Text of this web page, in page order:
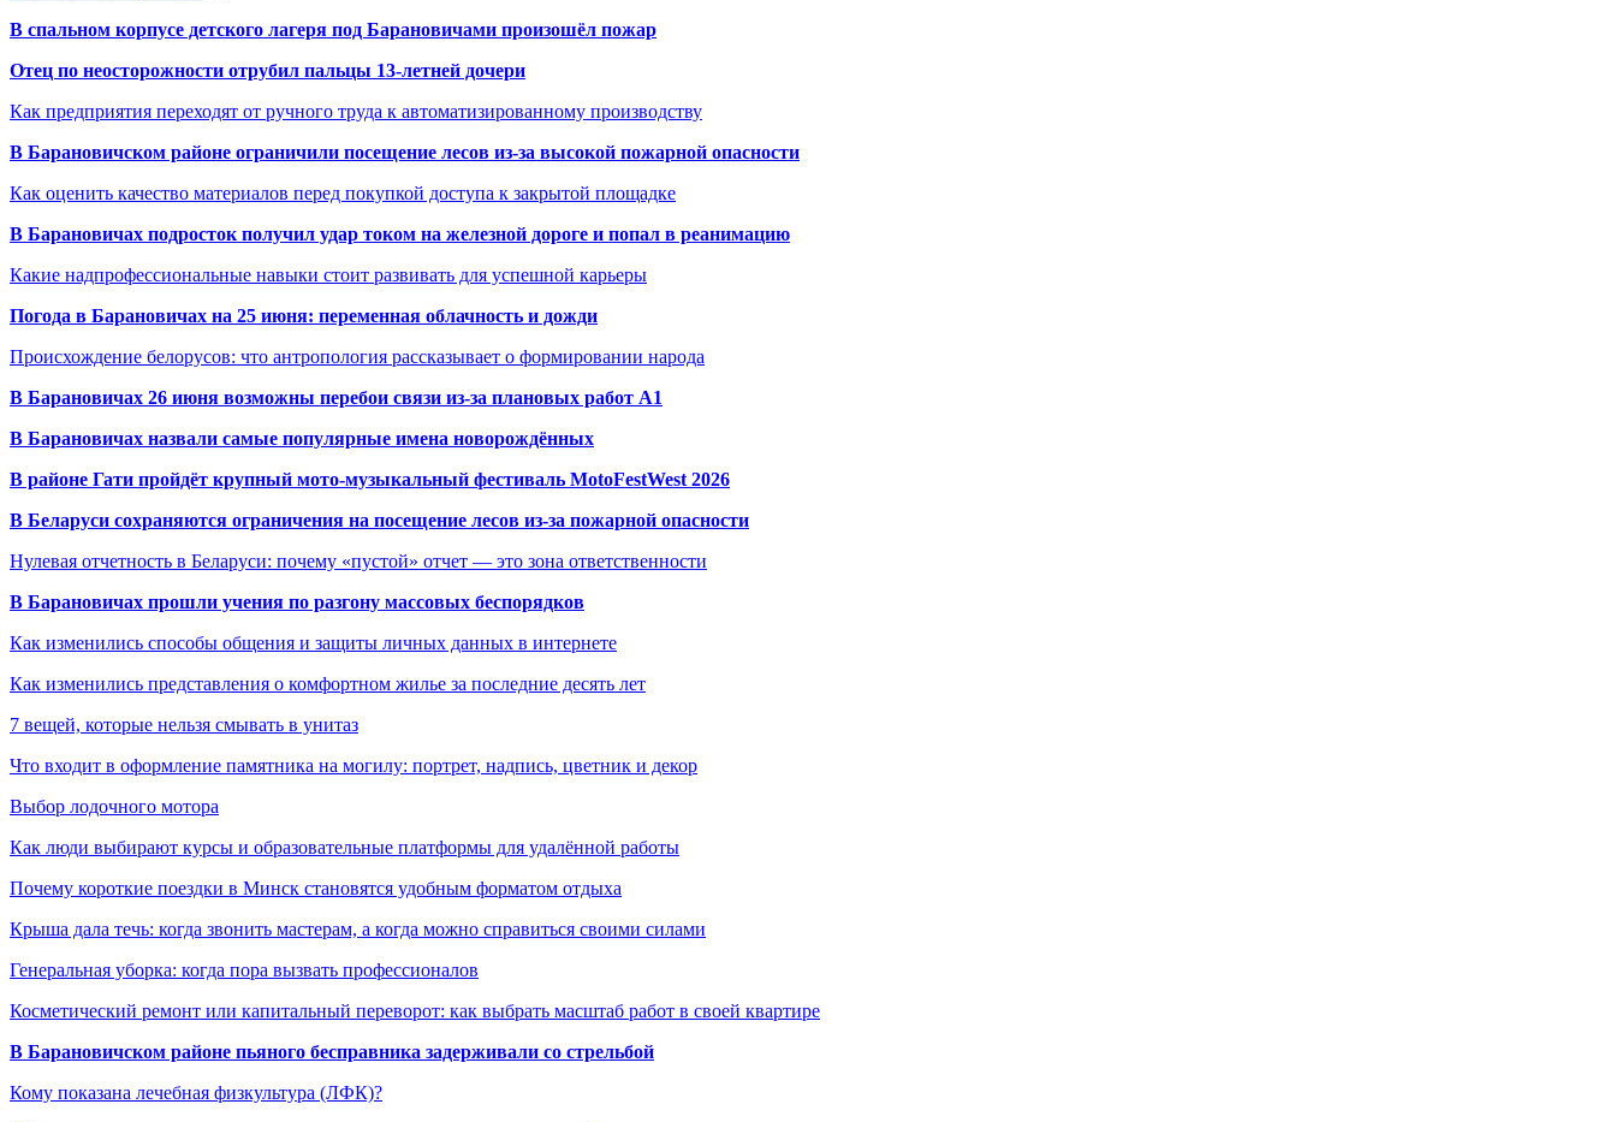
В спальном корпусе детского лагеря под Барановичами произошёл пожар
Отец по неосторожности отрубил пальцы 13-летней дочери
Как предприятия переходят от ручного труда к автоматизированному производству
В Барановичском районе ограничили посещение лесов из-за высокой пожарной опасности
Как оценить качество материалов перед покупкой доступа к закрытой площадке
В Барановичах подросток получил удар током на железной дороге и попал в реанимацию
Какие надпрофессиональные навыки стоит развивать для успешной карьеры
Погода в Барановичах на 25 июня: переменная облачность и дожди
Происхождение белорусов: что антропология рассказывает о формировании народа
В Барановичах 26 июня возможны перебои связи из-за плановых работ A1
В Барановичах назвали самые популярные имена новорождённых
В районе Гати пройдёт крупный мото-музыкальный фестиваль MotoFestWest 2026
В Беларуси сохраняются ограничения на посещение лесов из-за пожарной опасности
Нулевая отчетность в Беларуси: почему «пустой» отчет — это зона ответственности
В Барановичах прошли учения по разгону массовых беспорядков
Как изменились способы общения и защиты личных данных в интернете
Как изменились представления о комфортном жилье за последние десять лет
7 вещей, которые нельзя смывать в унитаз
Что входит в оформление памятника на могилу: портрет, надпись, цветник и декор
Выбор лодочного мотора
Как люди выбирают курсы и образовательные платформы для удалённой работы
Почему короткие поездки в Минск становятся удобным форматом отдыха
Крыша дала течь: когда звонить мастерам, а когда можно справиться своими силами
Генеральная уборка: когда пора вызвать профессионалов
Косметический ремонт или капитальный переворот: как выбрать масштаб работ в своей квартире
В Барановичском районе пьяного бесправника задерживали со стрельбой
Кому показана лечебная физкультура (ЛФК)?